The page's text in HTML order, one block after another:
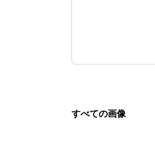
すべての画像